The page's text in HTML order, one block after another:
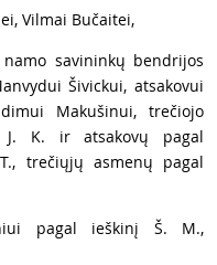
Vilmai Bučaitei,
savininkų bendrijos
Šivickui, atsakovui
Makušinui, trečiojo
J. K. ir atsakovų pagal
trečiųjų asmenų pagal
pagal ieškinį Š. M.,